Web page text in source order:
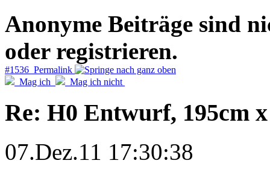
Anonyme Beiträge sind
oder registrieren.
#1536 Permalink
Mag ich
Mag ich nicht
Re: H0 Entwurf, 195cm
07.Dez.11 17:30:38